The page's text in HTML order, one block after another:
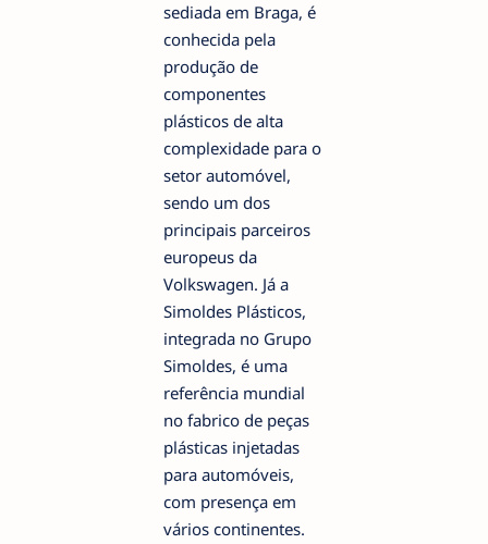
sediada em Braga, é
conhecida pela
produção de
componentes
plásticos de alta
complexidade para o
setor automóvel,
sendo um dos
principais parceiros
europeus da
Volkswagen. Já a
Simoldes Plásticos,
integrada no Grupo
Simoldes, é uma
referência mundial
no fabrico de peças
plásticas injetadas
para automóveis,
com presença em
vários continentes.